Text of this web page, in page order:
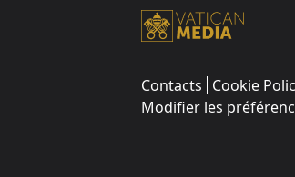
Contacts Cookie
Modifier les